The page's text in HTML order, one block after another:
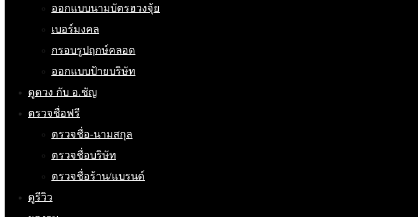
ออกแบบนามบัตรฮวงจุ้ย
เบอร์มงคล
กรอบรูปฤกษ์คลอด
ออกแบบป้ายบริษัท
ดูดวง กับ อ.ชัญ
ตรวจชื่อฟรี
ตรวจชื่อ-นามสกุล
ตรวจชื่อบริษัท
ตรวจชื่อร้าน/แบรนด์
ดูรีวิว